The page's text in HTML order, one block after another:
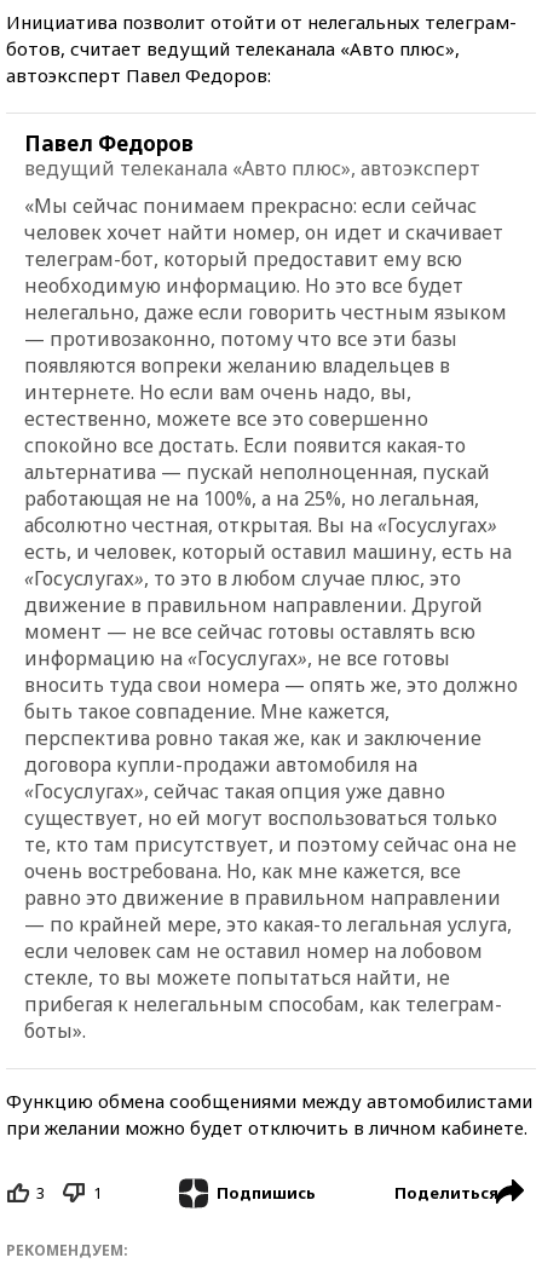
Инициатива позволит отойти от нелегальных телеграм-
ботов, считает ведущий телеканала «Авто плюс»,
автоэксперт Павел Федоров:
Павел Федоров
ведущий телеканала «Авто плюс», автоэксперт
«Мы сейчас понимаем прекрасно: если сейчас
человек хочет найти номер, он идет и скачивает
телеграм-бот, который предоставит ему всю
необходимую информацию. Но это все будет
нелегально, даже если говорить честным языком
— противозаконно, потому что все эти базы
появляются вопреки желанию владельцев в
интернете. Но если вам очень надо, вы,
естественно, можете все это совершенно
спокойно все достать. Если появится какая-то
альтернатива — пускай неполноценная, пускай
работающая не на 100%, а на 25%, но легальная,
абсолютно честная, открытая. Вы на«Госуслугах»
есть, и человек, который оставил машину, есть на
«Госуслугах», то это в любом случае плюс, это
движение в правильном направлении. Другой
момент — не все сейчас готовы оставлять всю
информацию на«Госуслугах», не все готовы
вносить туда свои номера — опять же, это должно
быть такое совпадение. Мне кажется,
перспектива ровно такая же, как и заключение
договора купли-продажи автомобиля на
«Госуслугах», сейчас такая опция уже давно
существует, но ей могут воспользоваться только
те, кто там присутствует, и поэтому сейчас она не
очень востребована. Но, как мне кажется, все
равно это движение в правильном направлении
— по крайней мере, это какая-то легальная услуга,
если человек сам не оставил номер на лобовом
стекле, то вы можете попытаться найти, не
прибегая к нелегальным способам, как телеграм-
боты».
Функцию обмена сообщениями между автомобилистами
при желании можно будет отключить в личном кабинете.
3 1 Подпишись Поделиться
РЕКОМЕНДУЕМ: